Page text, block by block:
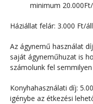
minimum
Háziállat felár: 3.000 Ft/
Az ágynemű használat
saját ágyneműhuzat is
számolunk fel
Konyhahasználati díj:
igénybe az étkezési